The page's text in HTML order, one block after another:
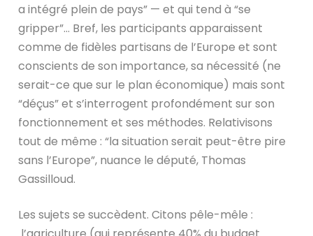
a intégré plein de pays” — et qui tend à “se
gripper”… Bref, les participants apparaissent
comme de fidèles partisans de l’Europe et sont
conscients de son importance, sa nécessité (ne
serait-ce que sur le plan économique) mais sont
“déçus” et s’interrogent profondément sur son
fonctionnement et ses méthodes. Relativisons
tout de même : “la situation serait peut-être pire
sans l’Europe”, nuance le député, Thomas
Gassilloud.
Les sujets se succèdent. Citons pêle-mêle :